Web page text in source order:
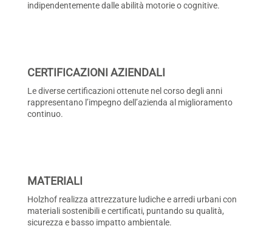
indipendentemente dalle abilità motorie o cognitive.
CERTIFICAZIONI AZIENDALI
Le diverse certificazioni ottenute nel corso degli anni
rappresentano l’impegno dell’azienda al miglioramento
continuo.
MATERIALI
Holzhof realizza attrezzature ludiche e arredi urbani con
materiali sostenibili e certificati, puntando su qualità,
sicurezza e basso impatto ambientale.